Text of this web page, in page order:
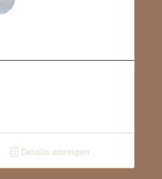
Details anzeigen